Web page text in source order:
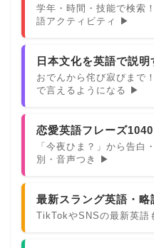
学年・時間・技能で検索
語アクティビティ ▶
日本文化を英語で説明
おでんから侘び寂びまで
で言えるようになる ▶
恋愛英語フレーズ1040
「今夜ひま？」から告白
別・音声つき ▶
最新スラング英語・略
TikTokやSNSの最新英語